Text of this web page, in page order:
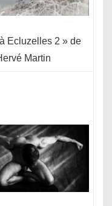
Ecluzelles 2 » de
Martin